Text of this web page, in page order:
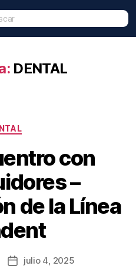
DENTAL
con
–
de la Línea
julio 4, 2025